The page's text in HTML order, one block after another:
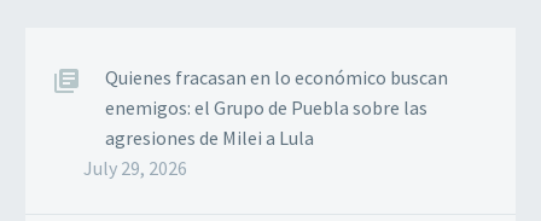
Quienes fracasan en lo económico buscan
enemigos: el Grupo de Puebla sobre las
agresiones de Milei a Lula
July 29, 2026